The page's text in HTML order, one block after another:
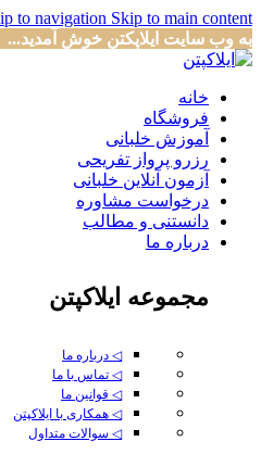
to navigation Skip to main content
به وب سایت ایلاپکتن خوش آمدید...
خانه
فروشگاه
آموزش خلبانی
رزرو پرواز تفریحی
آزمون آنلاین خلبانی
درخواست مشاوره
دانستنی و مطالب
درباره ما
مجموعه ایلاکپتن
◁ درباره ما
◁ تماس با ما
◁ قوانین ما
◁ همکاری با ایلاکپتن
◁ سوالات متداول